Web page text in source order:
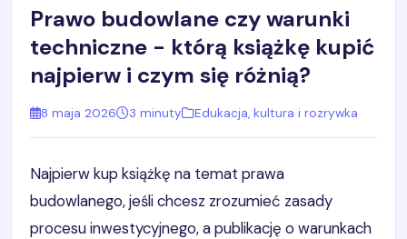
Prawo budowlane czy warunki
techniczne - którą książkę kupić
najpierw i czym się różnią?
8 maja 2026 3 minuty Edukacja, kultura i rozrywka
Najpierw kup książkę na temat prawa
budowlanego, jeśli chcesz zrozumieć zasady
procesu inwestycyjnego, a publikację o warunkach